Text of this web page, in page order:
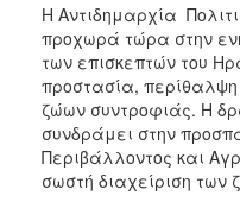
ΠΟΛΙΤΙΣΜΟΣ
ΑΝΘΕΚΤΙΚΗ
ΠΟΛΗ
Η Αντιδημαρχία
προχωρά τώρα στην
των επισκεπτών του
προστασία,
ζώων συντροφιάς. Η
συνδράμει στην
Περιβάλλοντος και
σωστή διαχείριση των